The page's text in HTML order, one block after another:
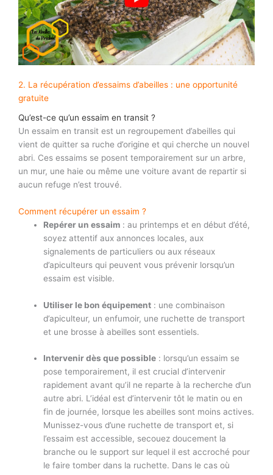
2. La récupération d’essaims d’abeilles : une opportunité
gratuite
Qu’est-ce qu’un essaim en transit ?
Un essaim en transit est un regroupement d’abeilles qui
vient de quitter sa ruche d’origine et qui cherche un nouvel
abri. Ces essaims se posent temporairement sur un arbre,
un mur, une haie ou même une voiture avant de repartir si
aucun refuge n’est trouvé.
Comment récupérer un essaim ?
Repérer un essaim : au printemps et en début d’été,
soyez attentif aux annonces locales, aux
signalements de particuliers ou aux réseaux
d’apiculteurs qui peuvent vous prévenir lorsqu’un
essaim est visible.
Utiliser le bon équipement : une combinaison
d’apiculteur, un enfumoir, une ruchette de transport
et une brosse à abeilles sont essentiels.
Intervenir dès que possible : lorsqu’un essaim se
pose temporairement, il est crucial d’intervenir
rapidement avant qu’il ne reparte à la recherche d’un
autre abri. L’idéal est d’intervenir tôt le matin ou en
fin de journée, lorsque les abeilles sont moins actives.
Munissez-vous d’une ruchette de transport et, si
l’essaim est accessible, secouez doucement la
branche ou le support sur lequel il est accroché pour
le faire tomber dans la ruchette. Dans le cas où